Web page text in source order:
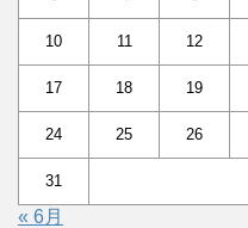
10 11 12
17 18 19
24 25 26
31
« 6月